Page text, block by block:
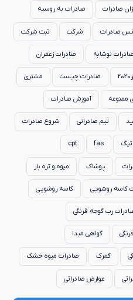
صادرات صادرات به روسیه
صادرات شرکت ثبت شرکت
نوشابه صادرات زعفران
صادرات چیست مشتری
ممنوعه آموزش صادرات
تیم صادراتی شروع صادرات
fas
cpt
پوشاک میوه و تره بار
کاسه روشویی کاسه روشویی
رب گوجه فرنگی
گواهی مبدا
گمرک صادرات میوه خشک
عوارض صادراتی